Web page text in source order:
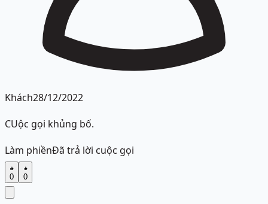
Khách28/12/2022
CUộc gọi khủng bố.
Làm phiềnĐã trả lời cuộc gọi
0 0